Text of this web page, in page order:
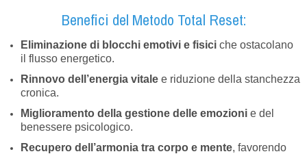
Benefici del Metodo Total Reset:
Eliminazione di blocchi emotivi e fisici che ostacolano
il flusso energetico.
Rinnovo dell’energia vitale e riduzione della stanchezza
cronica.
Miglioramento della gestione delle emozioni e del
benessere psicologico.
Recupero dell’armonia tra corpo e mente, favorendo